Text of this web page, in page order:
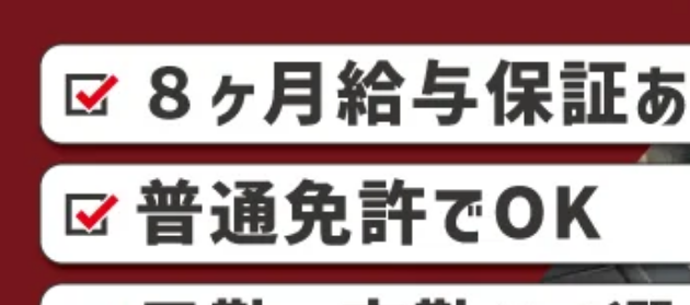
午後4時〜午前1時
勤務地
宮城県仙台市宮城野区
正社員中距離長距離パレット積みトラック大型トラック・大型免許日勤のみ 年末年始